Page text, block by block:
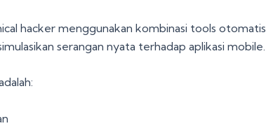
hacker menggunakan kombinasi tools otomatis
serangan nyata terhadap aplikasi mobile.